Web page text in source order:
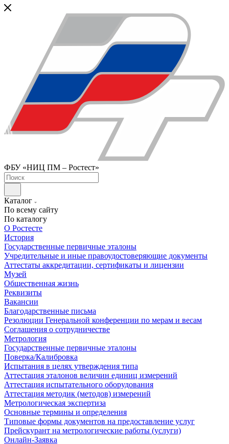
ФБУ «НИЦ ПМ – Ростест»
Каталог
По всему сайту
По каталогу
О Ростесте
История
Государственные первичные эталоны
Учредительные и иные правоудостоверяющие документы
Аттестаты аккредитации, сертификаты и лицензии
Музей
Общественная жизнь
Реквизиты
Вакансии
Благодарственные письма
Резолюции Генеральной конференции по мерам и весам
Соглашения о сотрудничестве
Метрология
Государственные первичные эталоны
Поверка/Калибровка
Испытания в целях утверждения типа
Аттестация эталонов величин единиц измерений
Аттестация испытательного оборудования
Аттестация методик (методов) измерений
Метрологическая экспертиза
Основные термины и определения
Типовые формы документов на предоставление услуг
Прейскурант на метрологические работы (услуги)
Онлайн-Заявка